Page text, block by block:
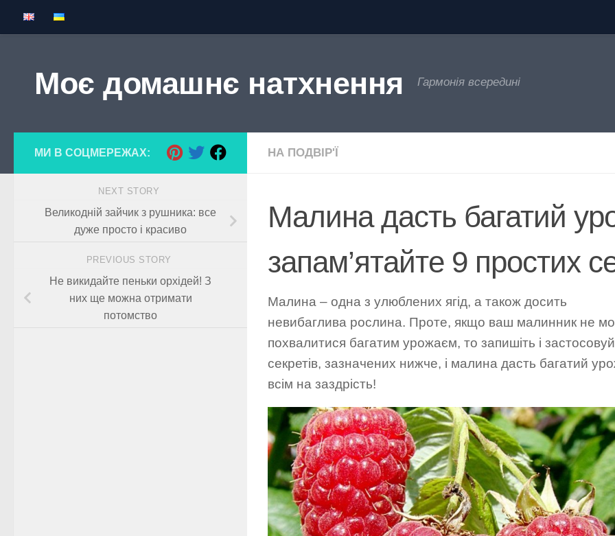
Skip to content
Моє домашнє натхнення Гармонія всередині
НА ПОДВІР'Ї
Малина дасть багатий
запам’ятайте 9 простих
Малина – одна з улюблених ягід, а також досить
невибаглива рослина. Проте, якщо ваш малинник не
похвалитися багатим урожаєм, то запишіть і
секретів, зазначених нижче, і малина дасть багатий
всім на заздрість!
МИ В СОЦМЕРЕЖАХ:
NEXT STORY
Великодній зайчик з рушника: все
дуже просто і красиво
PREVIOUS STORY
Не викидайте пеньки орхідей! З
них ще можна отримати
потомство